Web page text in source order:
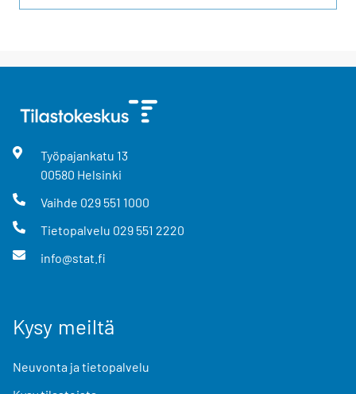
Työpajankatu 13
00580 Helsinki
Vaihde 029 551 1000
Tietopalvelu 029 551 2220
info@stat.fi
Kysy meiltä
Neuvonta ja tietopalvelu